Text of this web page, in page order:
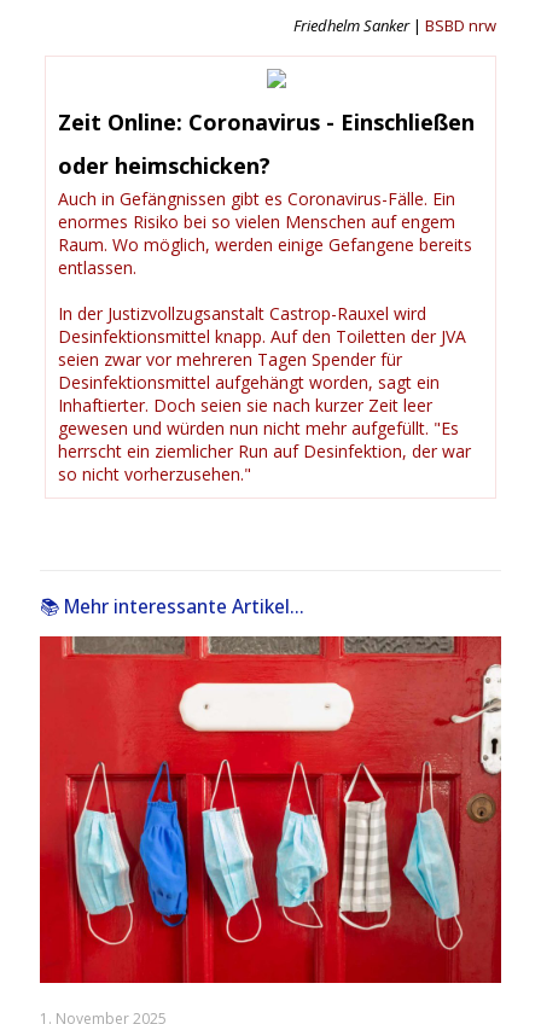
Friedhelm Sanker|BSBD nrw
Zeit Online: Coronavirus - Einschließen
oder heimschicken?
Auch in Gefängnissen gibt es Coronavirus-Fälle. Ein
enormes Risiko bei so vielen Menschen auf engem
Raum. Wo möglich, werden einige Gefangene bereits
entlassen.
In der Justizvollzugsanstalt Castrop-Rauxel wird
Desinfektionsmittel knapp. Auf den Toiletten der JVA
seien zwar vor mehreren Tagen Spender für
Desinfektionsmittel aufgehängt worden, sagt ein
Inhaftierter. Doch seien sie nach kurzer Zeit leer
gewesen und würden nun nicht mehr aufgefüllt. "Es
herrscht ein ziemlicher Run auf Desinfektion, der war
so nicht vorherzusehen."
📚 Mehr interessante Artikel...
1. November 2025